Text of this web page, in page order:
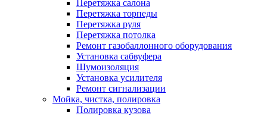
Перетяжка салона
Перетяжка торпеды
Перетяжка руля
Перетяжка потолка
Ремонт газобаллонного оборудования
Установка сабвуфера
Шумоизоляция
Установка усилителя
Ремонт сигнализации
Мойка, чистка, полировка
Полировка кузова